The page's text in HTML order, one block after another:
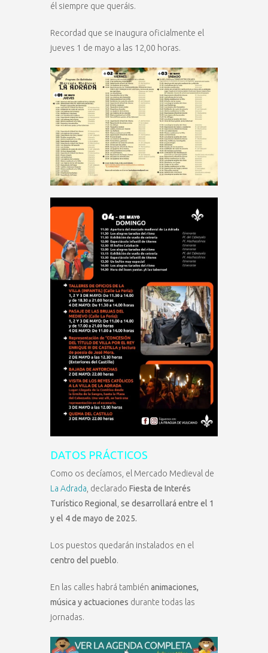
él siempre que queráis.
Recordad que se inaugura oficialmente el
jueves 1 de mayo a las 12,00 horas.
DATOS PRÁCTICOS
Como os decíamos, el Mercado Medieval de
La Adrada , declarado Fiesta de Interés
Turístico Regional se desarrollará entre el 1
y el 4 de mayo de 2025.
Los puestos quedarán instalados en el
centro del pueblo.
En las calles habrá también animaciones,
música y actuaciones durante todas las
jornadas.